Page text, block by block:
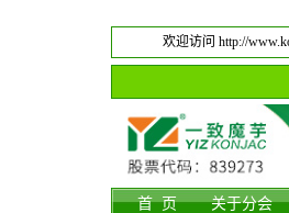
欢迎访问 http://
首 页 关于分会